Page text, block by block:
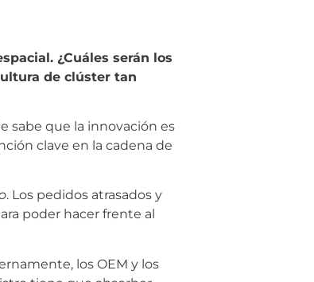
¿Cuáles serán los
de clúster tan
sabe que la innovación es
clave en la cadena de
. Los pedidos atrasados y
poder hacer frente al
los OEM y los